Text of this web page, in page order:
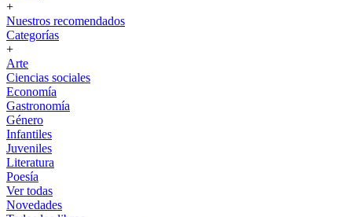
+
Nuestros recomendados
Categorías
+
Arte
Ciencias sociales
Economía
Gastronomía
Género
Infantiles
Juveniles
Literatura
Poesía
Ver todas
Novedades